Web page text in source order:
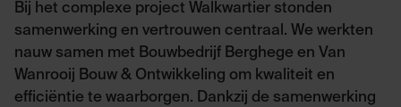
Bij het complexe project Walkwartier stonden
samenwerking en vertrouwen centraal. We werkten
nauw samen met Bouwbedrijf Berghege en Van
Wanrooij Bouw & Ontwikkeling om kwaliteit en
efficiëntie te waarborgen. Dankzij de samenwerking